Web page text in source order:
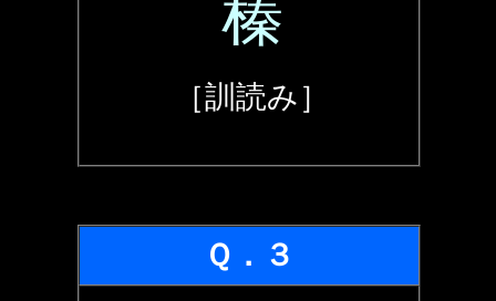
榛
［訓読み］
Ｑ．３